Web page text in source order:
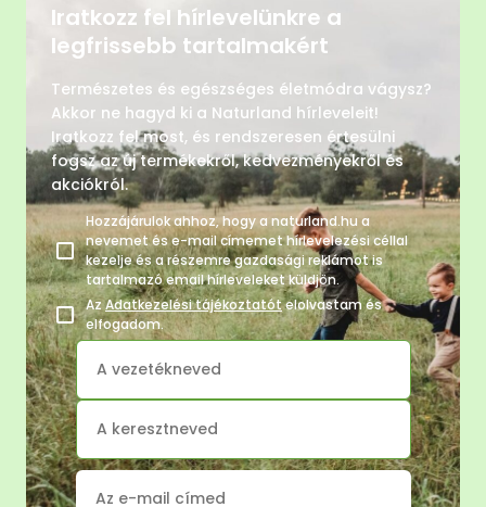
Iratkozz fel hírlevelünkre a
legfrissebb tartalmakért
Természetes és egészséges életmódra vágysz?
Akkor ne hagyd ki a Naturland hírleveleit!
Iratkozz fel most, és rendszeresen értesülni
fogsz az új termékekről, kedvezményekről és
akciókról.
Hozzájárulok ahhoz, hogy a naturland.hu a
nevemet és e-mail címemet hírlevelezési céllal
kezelje és a részemre gazdasági reklámot is
tartalmazó email hírleveleket küldjön.
AzAdatkezelési tájékoztatótelolvastam és
elfogadom.